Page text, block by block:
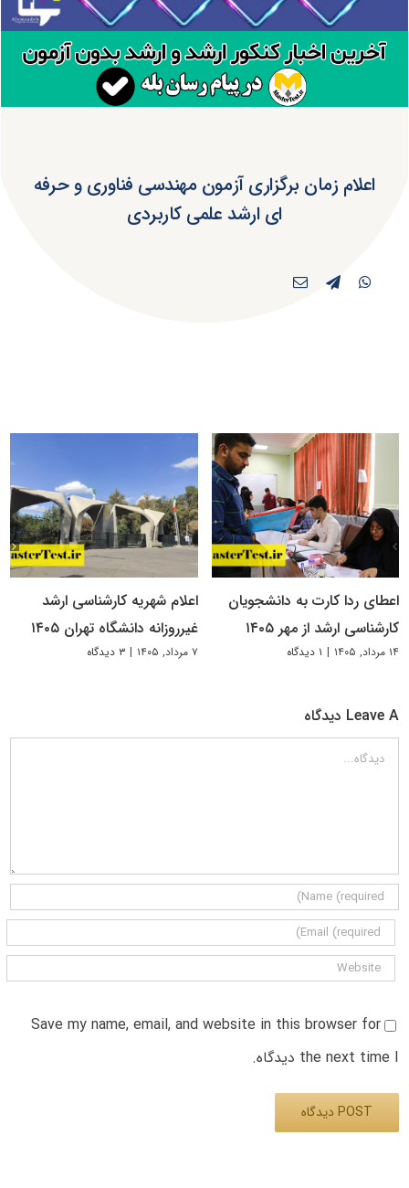
اعلام زمان برگزاری آزمون مهندسی فناوری و حرفه
ای ارشد علمی کاربردی
اعطای ردا کارت به دانشجویان
کارشناسی ارشد از مهر ۱۴۰۵
۱۴ مرداد, ۱۴۰۵ | ۱ دیدگاه
اعلام شهریه کارشناسی ارشد
غیرروزانه دانشگاه تهران ۱۴۰۵
۷ مرداد, ۱۴۰۵ | ۳ دیدگاه
Leave A دیدگاه
دیدگاه
Save my name, email, and website in this browser for
the next time I دیدگاه.